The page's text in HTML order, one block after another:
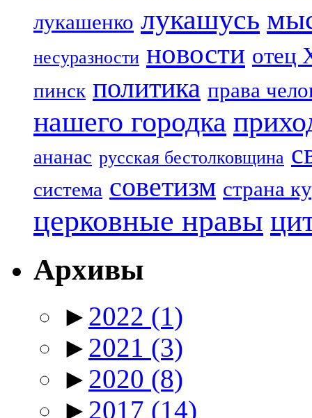
лукашенко лукашусь
несуразности новости отец
пинск политика права
нашего городка
ананас русская бестолковщина
система советизм страна
церковные нравы
Архивы
► 2022 (1)
► 2021 (3)
► 2020 (8)
► 2017 (14)